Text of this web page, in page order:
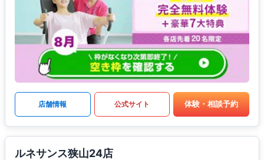
店舗情報 公式サイト 体験・相談予約
ルネサンス狭山24店